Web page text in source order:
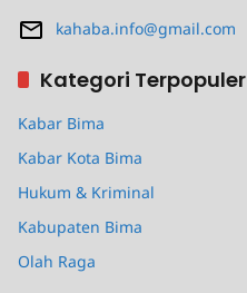
kahaba.info@gmail.com
Kategori Terpopuler
Kabar Bima
Kabar Kota Bima
Hukum & Kriminal
Kabupaten Bima
Olah Raga